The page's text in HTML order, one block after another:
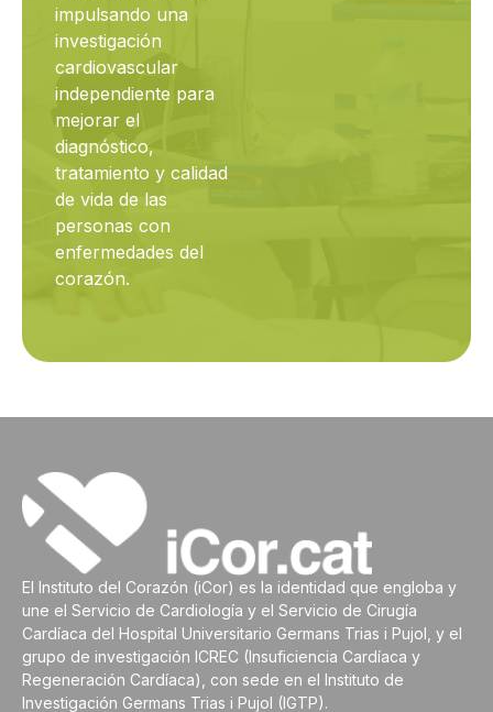
impulsando una
investigación
cardiovascular
independiente para
mejorar el
diagnóstico,
tratamiento y calidad
de vida de las
personas con
enfermedades del
corazón.
El Instituto del Corazón (iCor) es la identidad que engloba y
une el Servicio de Cardiología y el Servicio de Cirugía
Cardíaca del Hospital Universitario Germans Trias i Pujol, y el
grupo de investigación ICREC (Insuficiencia Cardíaca y
Regeneración Cardíaca), con sede en el Instituto de
Investigación Germans Trias i Pujol (IGTP).